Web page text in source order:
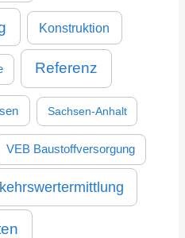
Konstruktion
Referenz
Sachsen-Anhalt
VEB Baustoffversorgung